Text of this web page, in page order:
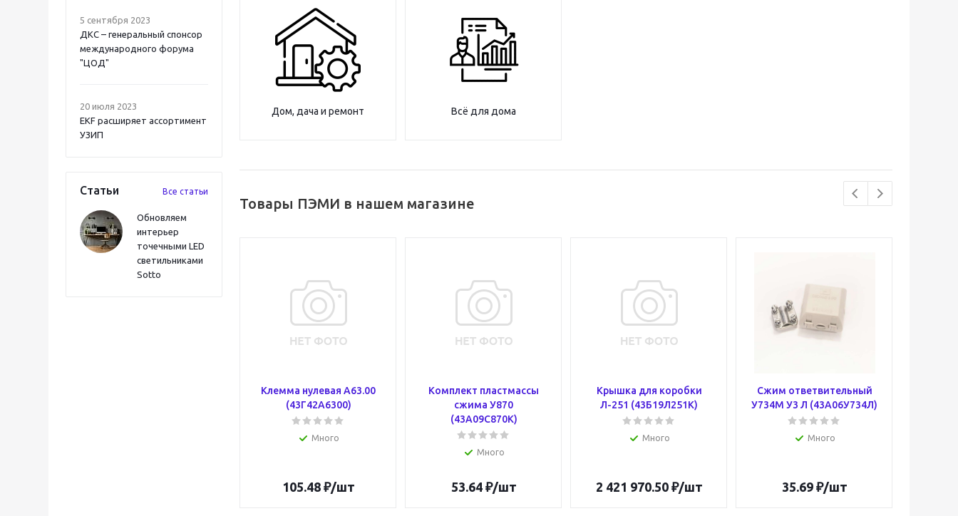
5 сентября 2023
ДКС – генеральный спонсор
международного форума
"ЦОД"
20 июля 2023
EKF расширяет ассортимент
УЗИП
Статьи Все статьи
Обновляем
интерьер
точечными LED
светильниками
Sotto
Дом, дача и ремонт Всё для дома
Товары ПЭМИ в нашем магазине
Клемма нулевая А63.00
(43Г42А6300)
Много
105.48₽/шт
Комплект пластмассы
сжима У870
(43А09С870К)
Много
53.64₽/шт
Крышка для коробки
Л-251 (43Б19Л251К)
Много
2 421 970.50₽/шт
Сжим ответвительный
У734М У3 Л (43А06У734Л)
Много
35.69₽/шт